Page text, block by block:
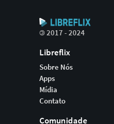
©2017 - 2024
Libreflix
Sobre Nós
Apps
Mídia
Contato
Comunidade